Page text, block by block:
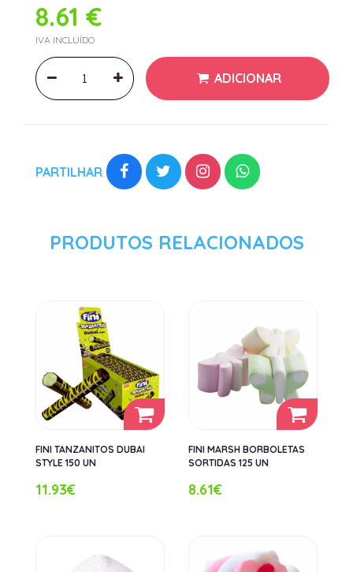
8.61 €
IVA INCLUÍDO
ADICIONAR
PARTILHAR
PRODUTOS RELACIONADOS
FINI TANZANITOS DUBAI
STYLE 150 UN
11.93€
FINI MARSH BORBOLETAS
SORTIDAS 125 UN
8.61€